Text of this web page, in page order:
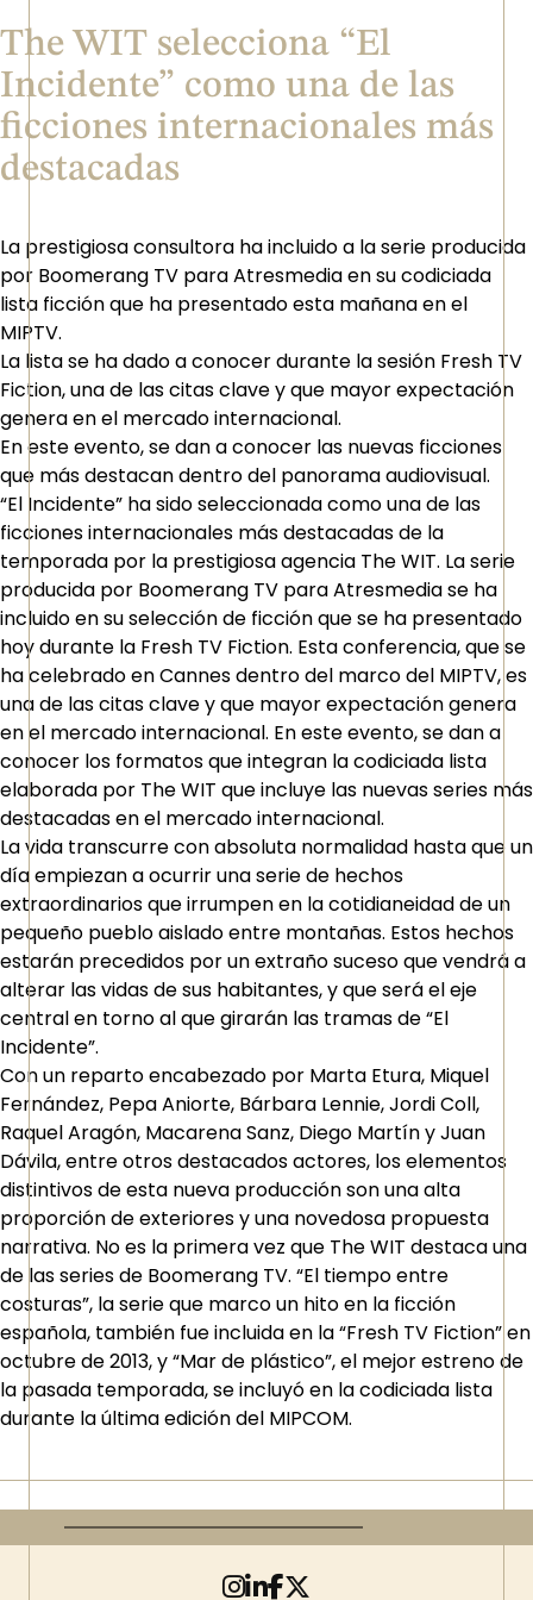
The WIT selecciona “El
Incidente” como una de las
ficciones internacionales más
destacadas
La prestigiosa consultora ha incluido a la serie producida
por Boomerang TV para Atresmedia en su codiciada
lista ficción que ha presentado esta mañana en el
MIPTV.
La lista se ha dado a conocer durante la sesión Fresh TV
Fiction, una de las citas clave y que mayor expectación
genera en el mercado internacional.
En este evento, se dan a conocer las nuevas ficciones
que más destacan dentro del panorama audiovisual.
“El Incidente” ha sido seleccionada como una de las
ficciones internacionales más destacadas de la
temporada por la prestigiosa agencia The WIT. La serie
producida por Boomerang TV para Atresmedia se ha
incluido en su selección de ficción que se ha presentado
hoy durante la Fresh TV Fiction. Esta conferencia, que se
ha celebrado en Cannes dentro del marco del MIPTV, es
una de las citas clave y que mayor expectación genera
en el mercado internacional. En este evento, se dan a
conocer los formatos que integran la codiciada lista
elaborada por The WIT que incluye las nuevas series más
destacadas en el mercado internacional.
La vida transcurre con absoluta normalidad hasta que un
día empiezan a ocurrir una serie de hechos
extraordinarios que irrumpen en la cotidianeidad de un
pequeño pueblo aislado entre montañas. Estos hechos
estarán precedidos por un extraño suceso que vendrá a
alterar las vidas de sus habitantes, y que será el eje
central en torno al que girarán las tramas de “El
Incidente”.
Con un reparto encabezado por Marta Etura, Miquel
Fernández, Pepa Aniorte, Bárbara Lennie, Jordi Coll,
Raquel Aragón, Macarena Sanz, Diego Martín y Juan
Dávila, entre otros destacados actores, los elementos
distintivos de esta nueva producción son una alta
proporción de exteriores y una novedosa propuesta
narrativa. No es la primera vez que The WIT destaca una
de las series de Boomerang TV. “El tiempo entre
costuras”, la serie que marco un hito en la ficción
española, también fue incluida en la “Fresh TV Fiction” en
octubre de 2013, y “Mar de plástico”, el mejor estreno de
la pasada temporada, se incluyó en la codiciada lista
durante la última edición del MIPCOM.